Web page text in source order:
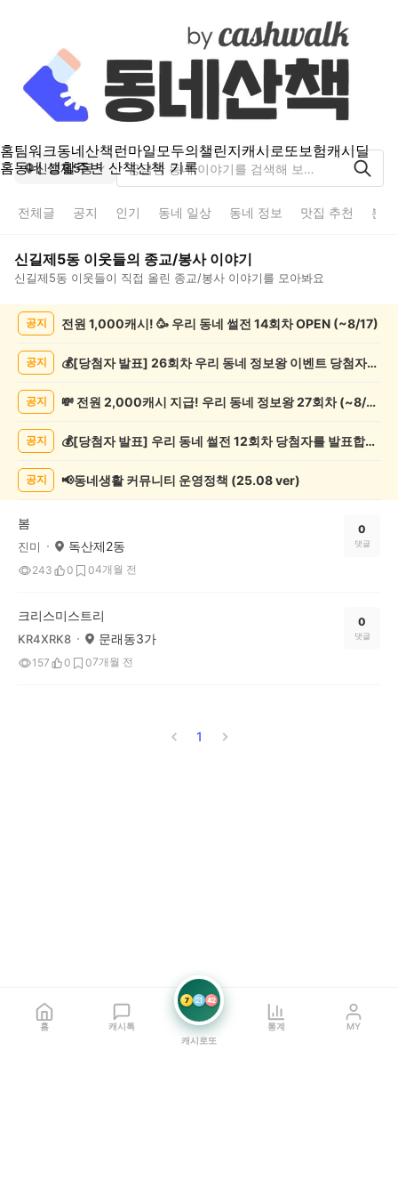
홈팀워크동네산책 런마일모두의챌린지캐시로또보험캐시딜
홈동네 생활주변 산책산책 기록
신길제5동
전체글 공지 인기 동네 일상 동네 정보 맛집 추천 분
신길제5동 이웃들의 종교/봉사이야기
신길제5동 이웃들이 직접 올린 종교/봉사 이야기를 모아봐요
교/
글
공지 전원 1,000캐시! 🥳 우리 동네 썰전 14회차 OPEN (~8/17)
공지 💰[당첨자 발표] 26회차 우리 동네 정보왕 이벤트 당첨자를 발표합니다!
공지 💸 전원 2,000캐시 지급! 우리 동네 정보왕 27회차 (~8/10)
공지 💰[당첨자 발표] 우리 동네 썰전 12회차 당첨자를 발표합니다!
공지 📢동네생활 커뮤니티 운영정책 (25.08 ver)
봄
진미 독산제2동
243 0 04개월 전
0
댓글
크리스미스트리
KR4XRK8 문래동3가
157 0 07개월 전
0
댓글
1
홈 캐시톡
7 21 42
캐시로또
통계 MY